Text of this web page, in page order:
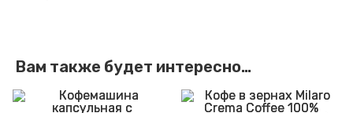
Вам также будет интересно…